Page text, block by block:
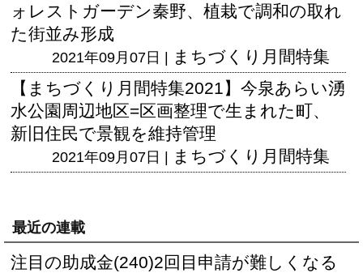
ォレストガーデン秦野、植栽で調和の取れ
た街並み形成
2021年09月07日 |
まちづくり月間特集
【まちづくり月間特集2021】今泉あらい湧
水公園周辺地区=区画整理で生まれた町、
新旧住民で景観を維持管理
2021年09月07日 | まちづくり月間特集
最近の連載
注目の助成金(240)2回目申請が難しくなる